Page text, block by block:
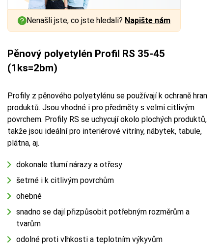
Nenašli jste, co jste hledali? Napište nám
Pěnový polyetylén Profil RS 35-45
(1ks=2bm)
Profily z pěnového polyetylénu se používají k ochraně hran
produktů. Jsou vhodné i pro předměty s velmi citlivým
povrchem. Profily RS se uchycují okolo plochých produktů,
takže jsou ideální pro interiérové vitríny, nábytek, tabule,
plátna, aj.
dokonale tlumí nárazy a otřesy
šetrné i k citlivým povrchům
ohebné
snadno se dají přizpůsobit potřebným rozměrům a
tvarům
odolné proti vlhkosti a teplotním výkyvům